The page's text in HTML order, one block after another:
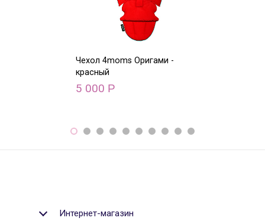
Чехол 4moms Оригами -
красный
5 000 Р
Интернет-магазин